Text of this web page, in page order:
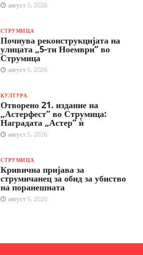
август 5, 2026
СТРУМИЦА
Почнува реконструкцијата на
улицата „5-ти Ноември“ во
Струмица
август 5, 2026
КУЛТУРА
Отворено 21. издание на
„Астерфест“ во Струмица:
Наградата „Астер“ ѝ
август 5, 2026
СТРУМИЦА
Кривична пријава за
струмичанец за обид за убиство
на поранешната
август 5, 2026